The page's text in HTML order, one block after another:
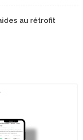
au rétrofit